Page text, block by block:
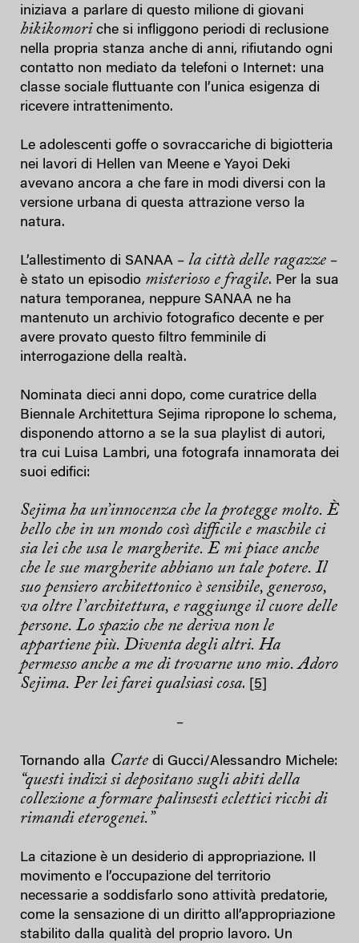
iniziava a parlare di questo milione di giovani
hikikomori che si infliggono periodi di reclusione
nella propria stanza anche di anni, rifiutando ogni
contatto non mediato da telefoni o Internet: una
classe sociale fluttuante con l’unica esigenza di
ricevere intrattenimento.
Le adolescenti goffe o sovraccariche di bigiotteria
nei lavori di Hellen van Meene e Yayoi Deki
avevano ancora a che fare in modi diversi con la
versione urbana di questa attrazione verso la
natura.
L’allestimento di SANAA – la città delle ragazze –
è stato un episodio misterioso e fragile. Per la sua
natura temporanea, neppure SANAA ne ha
mantenuto un archivio fotografico decente e per
avere provato questo filtro femminile di
interrogazione della realtà.
Nominata dieci anni dopo, come curatrice della
Biennale Architettura Sejima ripropone lo schema,
disponendo attorno a se la sua playlist di autori,
tra cui Luisa Lambri, una fotografa innamorata dei
suoi edifici:
Sejima ha un’innocenza che la protegge molto. È
bello che in un mondo così difficile e maschile ci
sia lei che usa le margherite. E mi piace anche
che le sue margherite abbiano un tale potere. Il
suo pensiero architettonico è sensibile, generoso,
va oltre l’architettura, e raggiunge il cuore delle
persone. Lo spazio che ne deriva non le
appartiene più. Diventa degli altri. Ha
permesso anche a me di trovarne uno mio. Adoro
Sejima. Per lei farei qualsiasi cosa. [5]
–
Tornando alla Carte di Gucci/Alessandro Michele:
“questi indizi si depositano sugli abiti della
collezione a formare palinsesti eclettici ricchi di
rimandi eterogenei.”
La citazione è un desiderio di appropriazione. Il
movimento e l’occupazione del territorio
necessarie a soddisfarlo sono attività predatorie,
come la sensazione di un diritto all’appropriazione
stabilito dalla qualità del proprio lavoro. Un